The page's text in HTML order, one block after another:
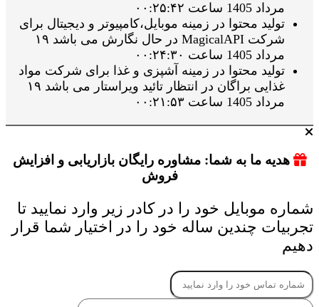
مرداد 1405 ساعت ۰۰:۲۵:۴۲
تولید محتوا در زمینه موبایل،کامپیوتر و دیجیتال برای
شرکت MagicalAPI در حال نگارش می باشد ۱۹
مرداد 1405 ساعت ۰۰:۲۴:۳۰
تولید محتوا در زمینه آشپزی و غذا برای شرکت مواد
غذایی براگان در انتظار تائید ویراستار می باشد ۱۹
مرداد 1405 ساعت ۰۰:۲۱:۵۳
هدیه ما به شما: مشاوره رایگان بازاریابی و افزایش
فروش
شماره موبایل خود را در کادر زیر وارد نمایید تا
تجربیات چندین ساله خود را در اختیار شما قرار
دهیم